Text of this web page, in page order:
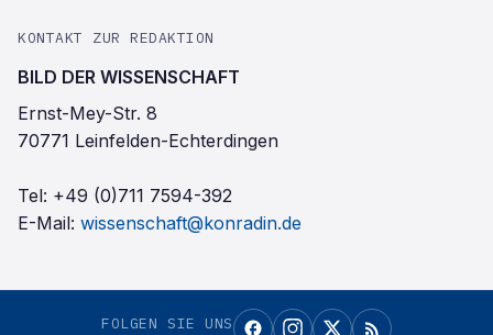
KONTAKT ZUR REDAKTION
BILD DER WISSENSCHAFT
Ernst-Mey-Str. 8
70771 Leinfelden-Echterdingen
Tel: +49 (0)711 7594-392
E-Mail: wissenschaft@konradin.de
FOLGEN SIE UNS